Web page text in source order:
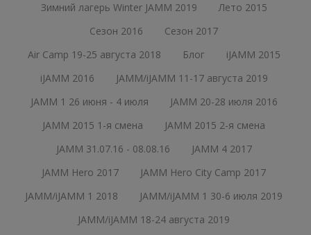
Зимний лагерь Winter JAMM 2019
Лето 2015
Сезон 2016
Сезон 2017
Air Camp 19-25 августа 2018
Блог
iJAMM 2015
iJAMM 2016
JAMM/iJAMM 11-17 августа 2019
JAMM 1 26 июня - 4 июля
JAMM 20-28 июля 2016
JAMM 2015 1-я смена
JAMM 2015 2-я смена
JAMM 31.07.16 - 08.08.16
JAMM 4 2017
JAMM Hero 2017
JAMM Hero City Camp 2017
JAMM/iJAMM 1 2018
JAMM/iJAMM 1 30-6 июля 2019
JAMM/iJAMM 18-24 августа 2019